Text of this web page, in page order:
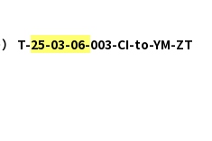
T-25-03-06-003-CI-to-YM-ZT